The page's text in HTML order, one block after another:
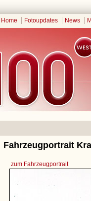
Home Fotoupdates News
Fahrzeugportrait
zum Fahrzeugportrait